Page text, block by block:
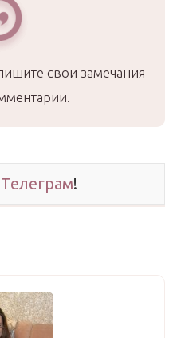
свои замечания
Телеграм!